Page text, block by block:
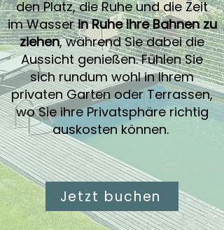
den Platz, die Ruhe und die Zeit
im Wasserin Ruhe Ihre Bahnen zu
ziehen, während Sie dabei die
Aussicht genießen. Fühlen Sie
sich rundum wohl in Ihrem
privaten Garten oder Terrassen,
wo Sie ihre Privatsphäre richtig
auskosten können.
Jetzt buchen